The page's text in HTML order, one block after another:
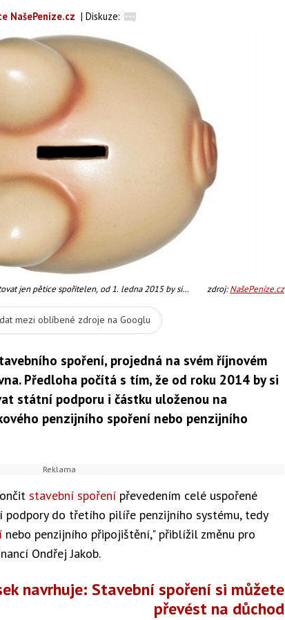
NašePeníze.cz | Diskuze:
jen pětice spořitelen, od 1. ledna 2015 by si
zdroj:NašePeníze.cz
mezi oblíbené zdroje na Googlu
spoření, projedná na svém říjnovém
Předloha počítá s tím, že od roku 2014 by si
státní podporu i částku uloženou na
penzijního spoření nebo penzijního
stavební spoření převedením celé uspořené
podpory do třetího pilíře penzijního systému, tedy
nebo penzijního připojištění," přiblížil změnu pro
Ondřej Jakob.
navrhuje: Stavební spoření si můžete
převést na důchod